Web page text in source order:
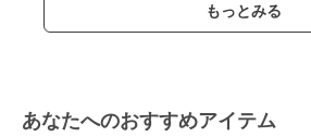
もっとみる
あなたへのおすすめアイテム